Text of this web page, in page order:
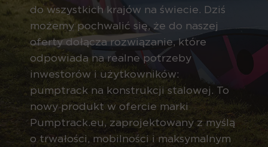
do wszystkich krajów na świecie. Dziś
możemy pochwalić się, że do naszej
oferty dołącza rozwiązanie, które
odpowiada na realne potrzeby
inwestorów i użytkowników:
pumptrack na konstrukcji stalowej. To
nowy produkt w ofercie marki
Pumptrack.eu, zaprojektowany z myślą
o trwałości, mobilności i maksymalnym